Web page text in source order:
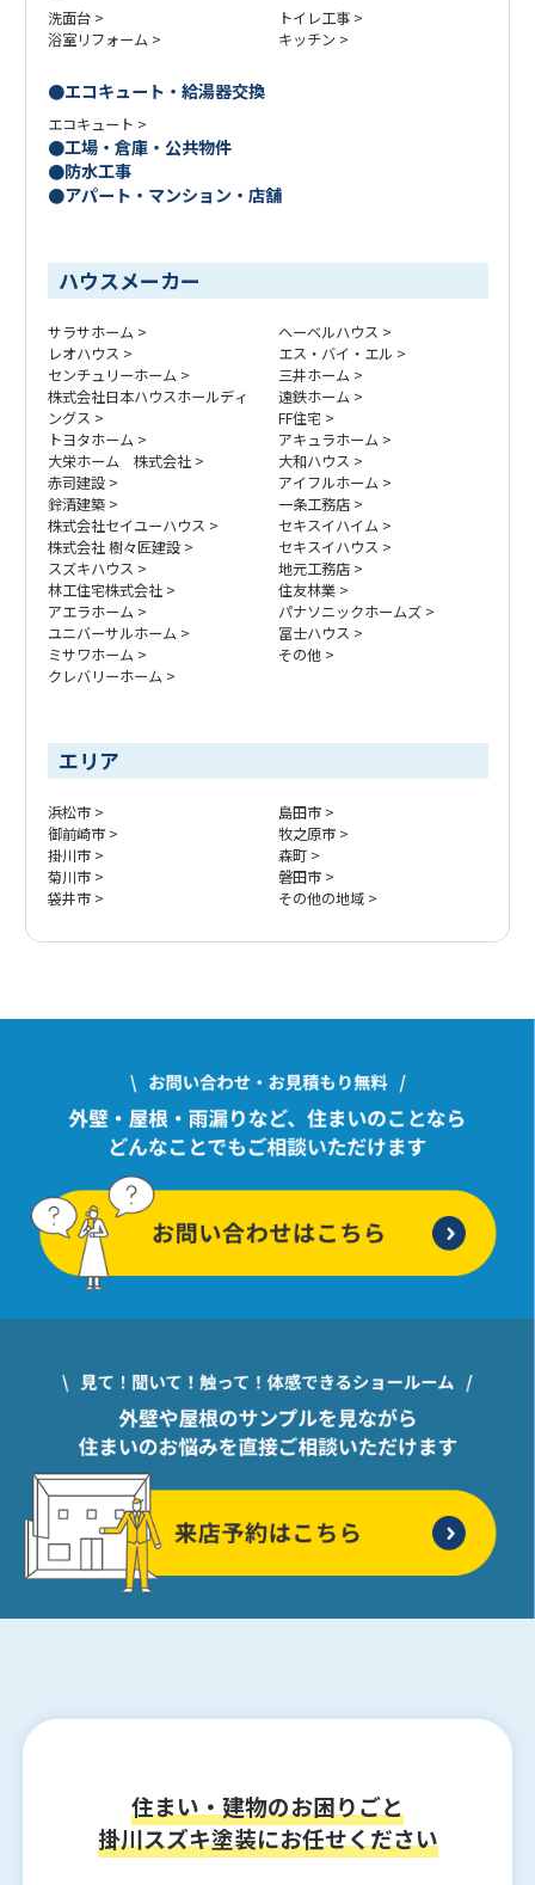
洗面台
浴室リフォーム
トイレ工事
キッチン
エコキュート・給湯器交換
エコキュート
工場・倉庫・公共物件
防水工事
アパート・マンション・店舗
ハウスメーカー
サラサホーム
レオハウス
センチュリーホーム
株式会社日本ハウスホールディ
ングス
トヨタホーム
大栄ホーム 株式会社
赤司建設
鈴清建築
株式会社セイユーハウス
株式会社 樹々匠建設
スズキハウス
林工住宅株式会社
アエラホーム
ユニバーサルホーム
ミサワホーム
クレバリーホーム
ヘーベルハウス
エス・バイ・エル
三井ホーム
遠鉄ホーム
FF住宅
アキュラホーム
大和ハウス
アイフルホーム
一条工務店
セキスイハイム
セキスイハウス
地元工務店
住友林業
パナソニックホームズ
冨士ハウス
その他
エリア
浜松市
御前崎市
掛川市
菊川市
袋井市
島田市
牧之原市
森町
磐田市
その他の地域
住まい・建物のお困りごと
掛川スズキ塗装にお任せください